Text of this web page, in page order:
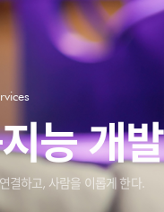
능 개발
결하고, 사람을 이롭게 한다.